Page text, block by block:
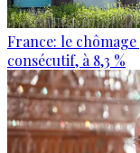
France: le
consécutif, à 8,3 %